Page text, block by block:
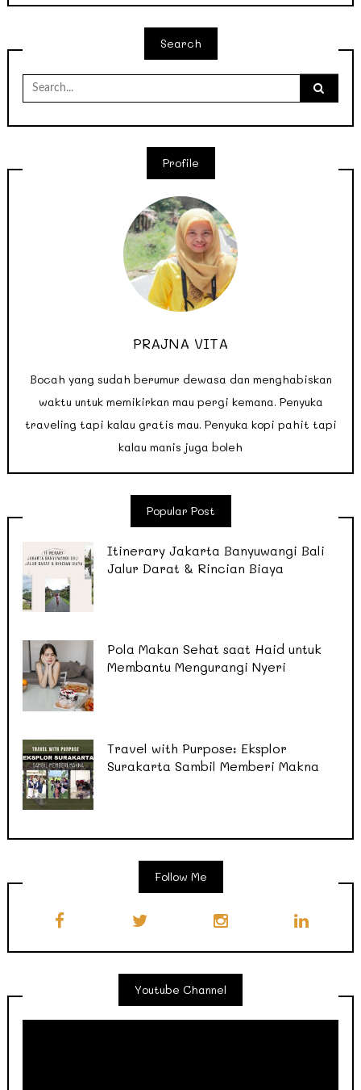
Search
Search
for:
Profile
PRAJNA VITA
Bocah yang sudah berumur dewasa dan menghabiskan
waktu untuk memikirkan mau pergi kemana. Penyuka
traveling tapi kalau gratis mau. Penyuka kopi pahit tapi
kalau manis juga boleh
Popular Post
Itinerary Jakarta Banyuwangi Bali
Jalur Darat & Rincian Biaya
Pola Makan Sehat saat Haid untuk
Membantu Mengurangi Nyeri
Travel with Purpose: Eksplor
Surakarta Sambil Memberi Makna
Follow Me
Youtube Channel